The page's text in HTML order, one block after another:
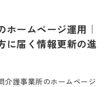
ホームページ運用｜
に届く情報更新の進
介護事業所のホームページ